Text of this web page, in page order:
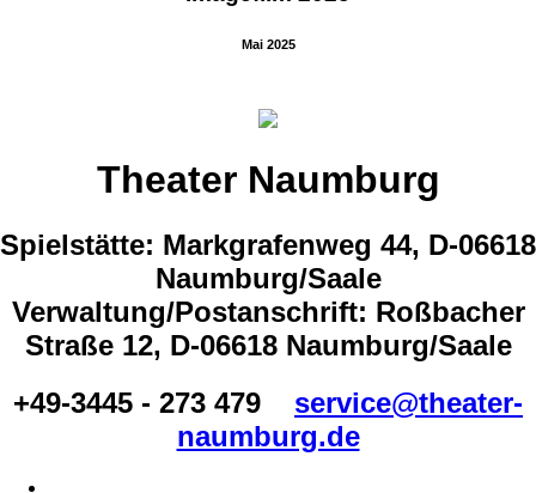
Mai 2025
Theater Naumburg
Spielstätte: Markgrafenweg 44, D-06618
Naumburg/Saale
Verwaltung/Postanschrift: Roßbacher
Straße 12, D-06618 Naumburg/Saale
+49-3445 - 273 479
service@theater-
naumburg.de